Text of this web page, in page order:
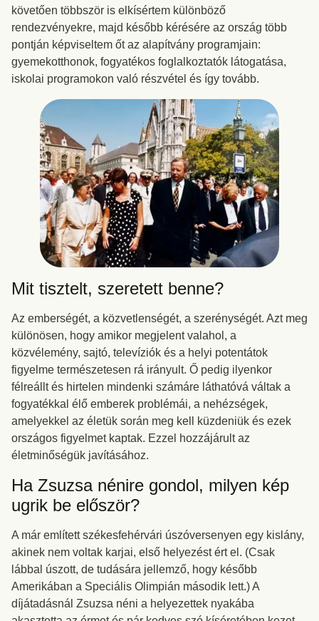
követően többször is elkísértem különböző
rendezvényekre, majd később kérésére az ország több
pontján képviseltem őt az alapítvány programjain:
gyemekotthonok, fogyatékos foglalkoztatók látogatása,
iskolai programokon való részvétel és így tovább.
Mit tisztelt, szeretett benne?
Az emberségét, a közvetlenségét, a szerénységét. Azt meg
különösen, hogy amikor megjelent valahol, a
közvélemény, sajtó, televíziók és a helyi potentátok
figyelme természetesen rá irányult. Ő pedig ilyenkor
félreállt és hirtelen mindenki számáre láthatóvá váltak a
fogyatékkal élő emberek problémái, a nehézségek,
amelyekkel az életük során meg kell küzdeniük és ezek
országos figyelmet kaptak. Ezzel hozzájárult az
életminőségük javításához.
Ha Zsuzsa nénire gondol, milyen kép
ugrik be először?
A már említett székesfehérvári úszóversenyen egy kislány,
akinek nem voltak karjai, első helyezést ért el. (Csak
lábbal úszott, de tudására jellemző, hogy később
Amerikában a Speciális Olimpián második lett.) A
díjátadásnál Zsuzsa néni a helyezettek nyakába